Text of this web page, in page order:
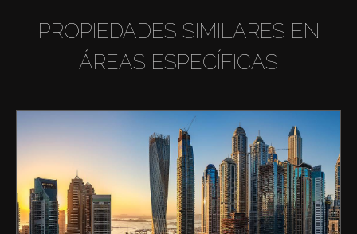
PROPIEDADES SIMILARES EN
ÁREAS ESPECÍFICAS